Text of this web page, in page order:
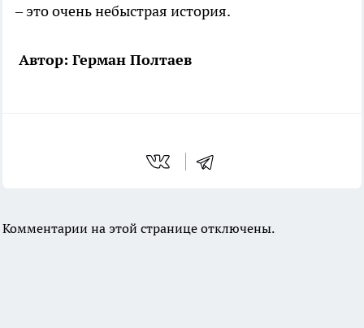
– это очень небыстрая история.
Автор: Герман Полтаев
Комментарии на этой странице отключены.